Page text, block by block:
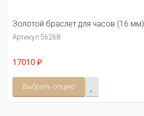
Золотой браслет для часов (16 мм)
Артикул:56268
17010 ₽
Выбрать опцию